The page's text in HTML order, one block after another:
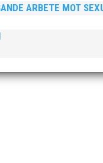
ARBETE MOT
vann dubbla
plockade